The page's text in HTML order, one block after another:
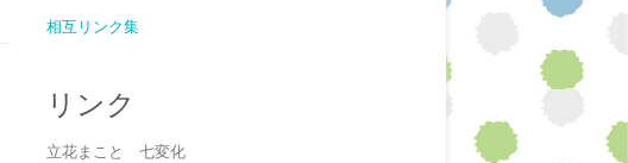
相互リンク集
リンク
立花まこと 七変化